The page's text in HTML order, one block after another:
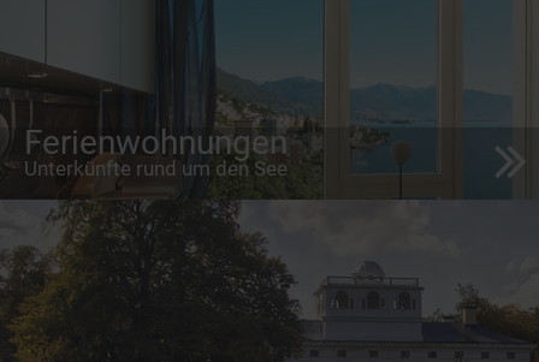
Ferienwohnungen
Unterkünfte rund um den See